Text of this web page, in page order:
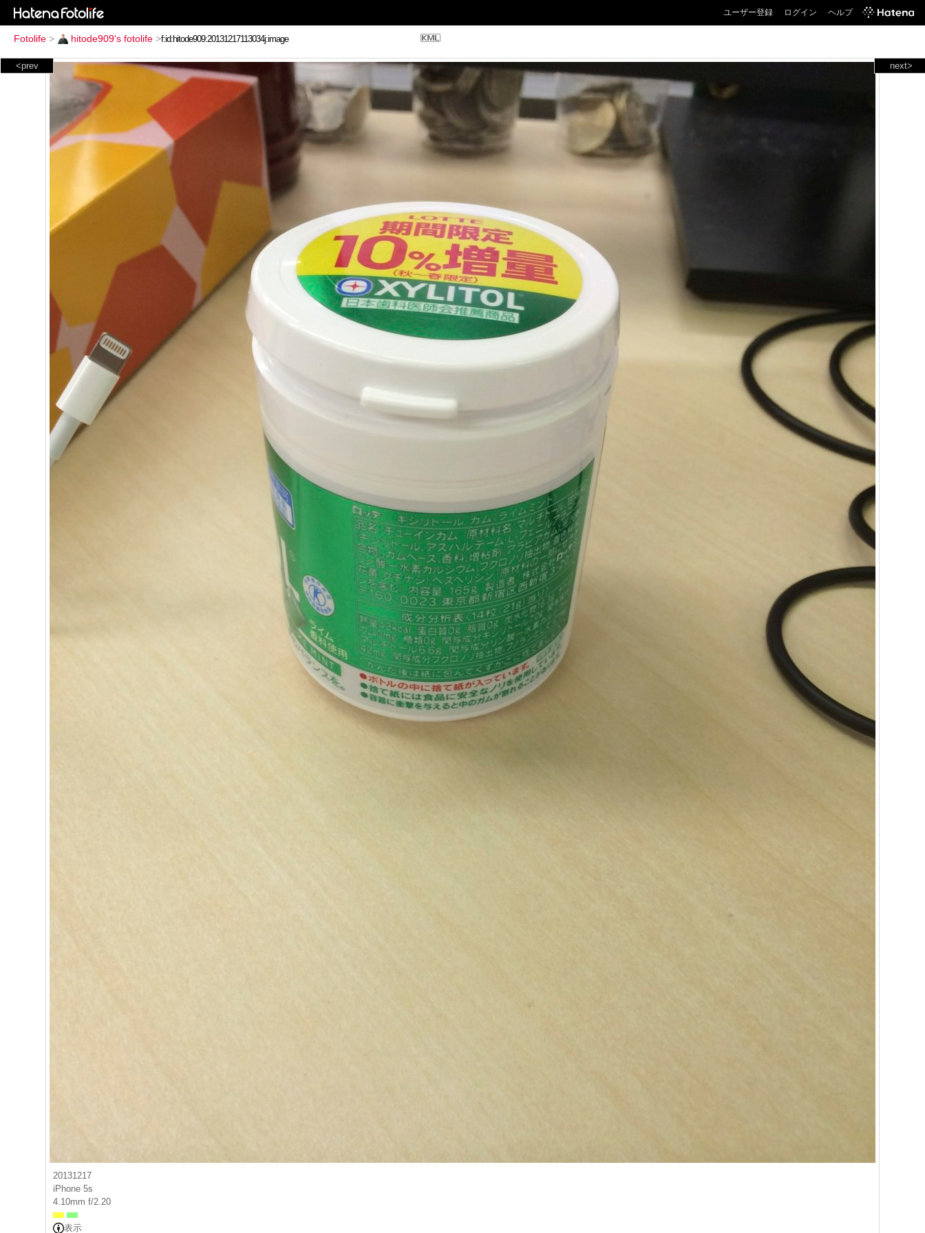
ユーザー登録 ログイン ヘルプ
Fotolife > hitode909's fotolife >
next>
<prev
20131217
iPhone 5s
4.10mm f/2.20
表示